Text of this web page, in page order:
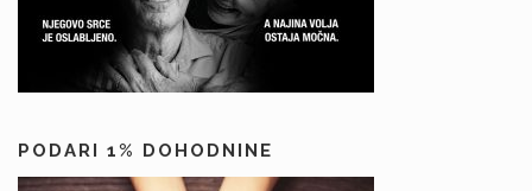
PODARI 1% DOHODNINE